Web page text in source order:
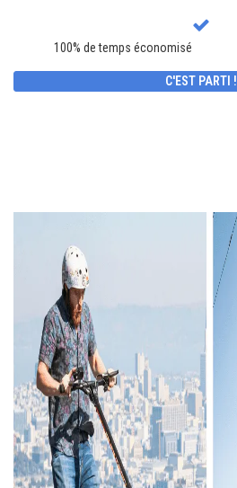
100% de temps économisé
C'EST PARTI !